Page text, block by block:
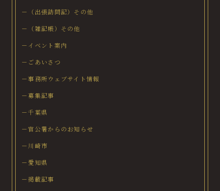
－（出張訪問記）その他
－（雑記帳）その他
－イベント案内
－ごあいさつ
－事務所ウェブサイト情報
－募集記事
－千葉県
－官公署からのお知らせ
－川崎市
－愛知県
－掲載記事